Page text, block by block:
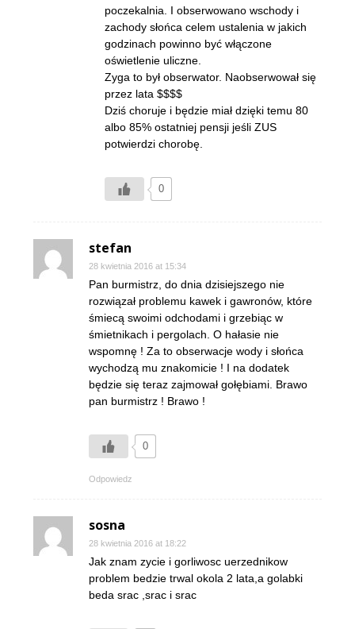
poczekalnia. I obserwowano wschody i
zachody słońca celem ustalenia w jakich
godzinach powinno być włączone
oświetlenie uliczne.
Zyga to był obserwator. Naobserwował się
przez lata $$$$
Dziś choruje i będzie miał dzięki temu 80
albo 85% ostatniej pensji jeśli ZUS
potwierdzi chorobę.
0
stefan
28 kwietnia 2016 at 15:34
Pan burmistrz, do dnia dzisiejszego nie
rozwiązał problemu kawek i gawronów, które
śmiecą swoimi odchodami i grzebiąc w
śmietnikach i pergolach. O hałasie nie
wspomnę ! Za to obserwacje wody i słońca
wychodzą mu znakomicie ! I na dodatek
będzie się teraz zajmował gołębiami. Brawo
pan burmistrz ! Brawo !
0
Odpowiedz
sosna
28 kwietnia 2016 at 18:22
Jak znam zycie i gorliwosc uerzednikow
problem bedzie trwal okola 2 lata,a golabki
beda srac ,srac i srac